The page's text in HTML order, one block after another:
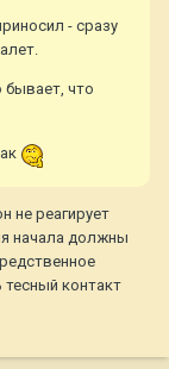
- сразу
бывает, что
не реагирует
начала должны
тесный контакт